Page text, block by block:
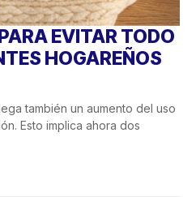
EVITAR TODO
HOGAREÑOS
también un aumento del uso
Esto implica ahora dos